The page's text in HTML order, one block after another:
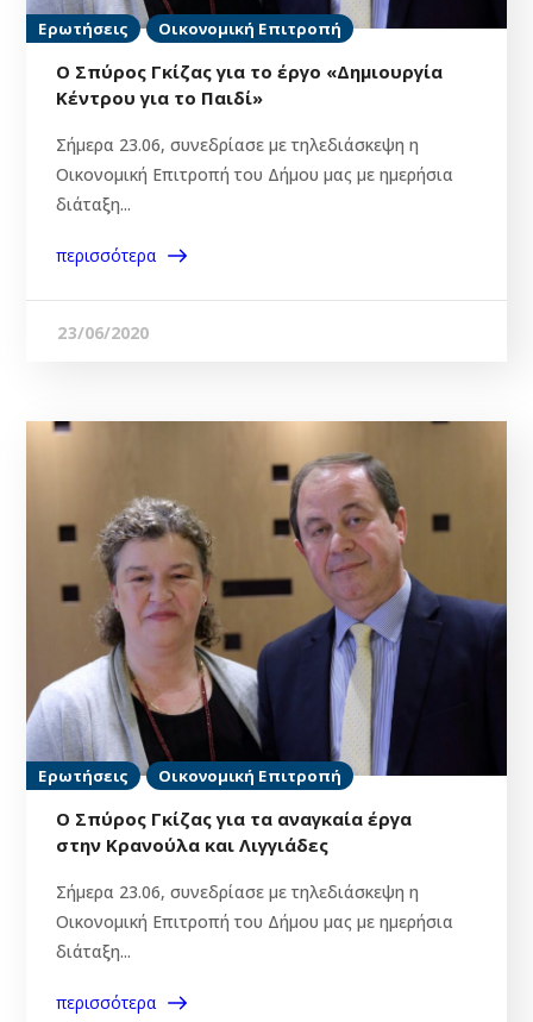
Ερωτήσεις Οικονομική Επιτροπή
Ο Σπύρος Γκίζας για το έργο «Δημιουργία
Κέντρου για το Παιδί»
Σήμερα 23.06, συνεδρίασε με τηλεδιάσκεψη η
Οικονομική Επιτροπή του Δήμου μας με ημερήσια
διάταξη...
περισσότερα
23/06/2020
Ερωτήσεις Οικονομική Επιτροπή
Ο Σπύρος Γκίζας για τα αναγκαία έργα
στην Κρανούλα και Λιγγιάδες
Σήμερα 23.06, συνεδρίασε με τηλεδιάσκεψη η
Οικονομική Επιτροπή του Δήμου μας με ημερήσια
διάταξη...
περισσότερα